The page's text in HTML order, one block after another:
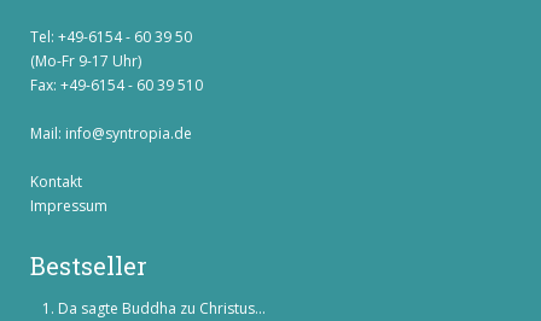
Tel: +49-6154 - 60 39 50
(Mo-Fr 9-17 Uhr)
Fax: +49-6154 - 60 39 510
Mail: info@syntropia.de
Kontakt
Impressum
Bestseller
Da sagte Buddha zu Christus...